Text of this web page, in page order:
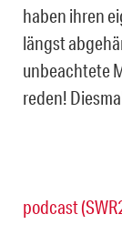
haben ihren
längst
unbeachtete
reden!
podcast